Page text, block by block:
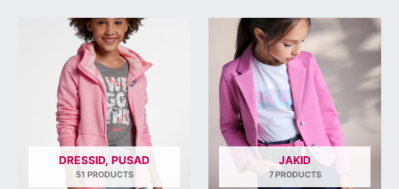
DRESSID, PUSAD
51 PRODUCTS
JAKID
7 PRODUCTS